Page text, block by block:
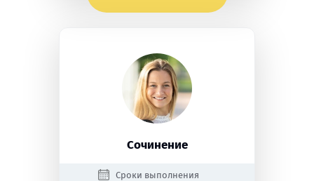
Сочинение
Сроки выполнения